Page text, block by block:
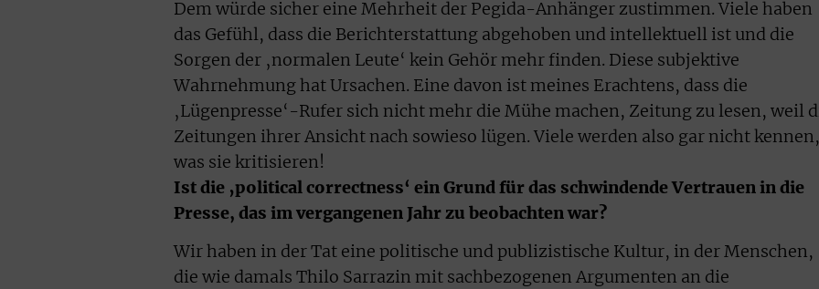
Dem würde sicher eine Mehrheit der Pegida-Anhänger zustimmen. Viele haben
das Gefühl, dass die Berichterstattung abgehoben und intellektuell ist und die
Sorgen der ‚normalen Leute‘ kein Gehör mehr finden. Diese subjektive
Wahrnehmung hat Ursachen. Eine davon ist meines Erachtens, dass die
‚Lügenpresse‘-Rufer sich nicht mehr die Mühe machen, Zeitung zu lesen, weil
Zeitungen ihrer Ansicht nach sowieso lügen. Viele werden also gar nicht kennen,
was sie kritisieren!
Ist die ‚political correctness‘ ein Grund für das schwindende Vertrauen in die
Presse, das im vergangenen Jahr zu beobachten war?
Wir haben in der Tat eine politische und publizistische Kultur, in der Menschen,
die wie damals Thilo Sarrazin mit sachbezogenen Argumenten an die